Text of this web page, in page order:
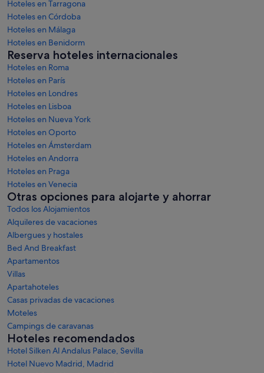
Hoteles en Tarragona
Hoteles en Córdoba
Hoteles en Málaga
Hoteles en Benidorm
Reserva hoteles internacionales
Hoteles en Roma
Hoteles en París
Hoteles en Londres
Hoteles en Lisboa
Hoteles en Nueva York
Hoteles en Oporto
Hoteles en Ámsterdam
Hoteles en Andorra
Hoteles en Praga
Hoteles en Venecia
Otras opciones para alojarte y ahorrar
Todos los Alojamientos
Alquileres de vacaciones
Albergues y hostales
Bed And Breakfast
Apartamentos
Villas
Apartahoteles
Casas privadas de vacaciones
Moteles
Campings de caravanas
Hoteles recomendados
Hotel Silken Al Andalus Palace, Sevilla
Hotel Nuevo Madrid, Madrid